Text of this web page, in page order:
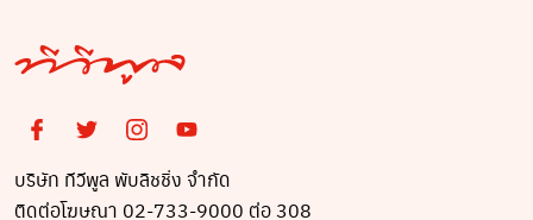
บริษัท ทีวีพูล พับลิชชิ่ง จำกัด
ติดต่อโฆษณา 02-733-9000 ต่อ 308